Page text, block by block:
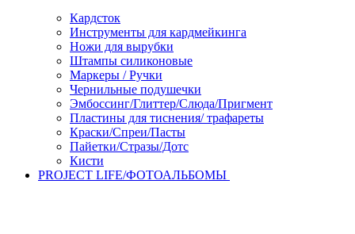
Кардсток
Инструменты для кардмейкинга
Ножи для вырубки
Штампы силиконовые
Маркеры / Ручки
Чернильные подушечки
Эмбоссинг/Глиттер/Слюда/Пригмент
Пластины для тиснения/ трафареты
Краски/Спреи/Пасты
Пайетки/Стразы/Дотс
Кисти
PROJECT LIFE/ФОТОАЛЬБОМЫ